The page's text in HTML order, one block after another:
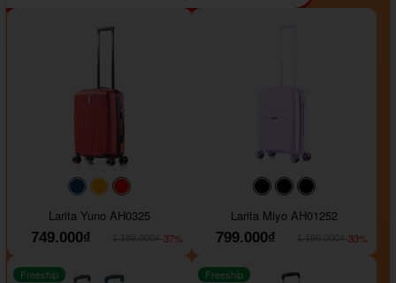
#093f69#ffa500
Larita Yuno AH0325
749.000₫
-37%
#000000#000000
Larita Miyo AH01252
799.000₫
-33%
Freeship Freeship